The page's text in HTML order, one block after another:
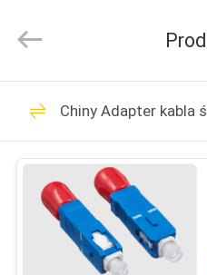
DOM
PRODUKTY
Management
Services
Rights
Puszka
Chiny Adapter kabla